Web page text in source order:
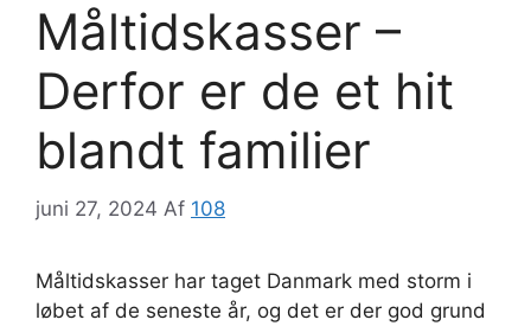
Måltidskasser –
Derfor er de et hit
blandt familier
juni 27, 2024 Af 108
Måltidskasser har taget Danmark med storm i
løbet af de seneste år, og det er der god grund